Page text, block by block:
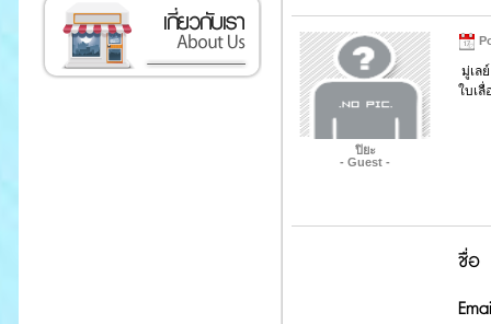
ปิยะ
- Guest -
มู่เล
ใบเ
ชื่อ